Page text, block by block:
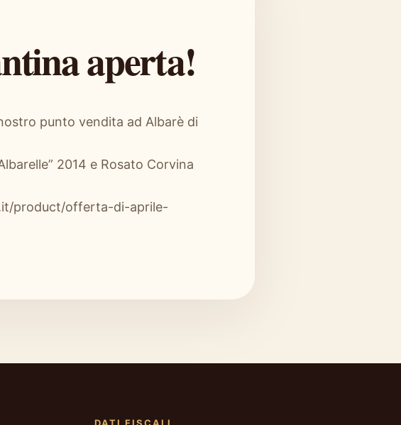
aperta!
punto vendita ad Albarè di
2014 e Rosato Corvina
product/offerta-di-aprile-
DATI FISCALI